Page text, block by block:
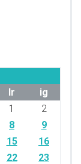
lr
ig
1
2
8
9
15
16
22
23